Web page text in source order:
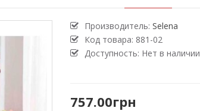
Производитель: Selena
Код товара: 881-02
Доступность: Нет в наличии
757.00грн